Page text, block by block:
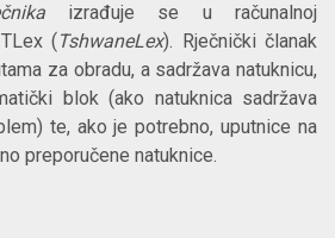
izrađuje se u računalnoj
( TshwaneLex). Rječnički članak
za obradu, a sadržava natuknicu,
blok (ako natuknica sadržava
te, ako je potrebno, uputnice na
preporučene natuknice.